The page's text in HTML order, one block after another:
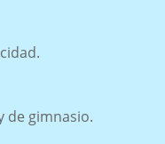
de gimnasio.